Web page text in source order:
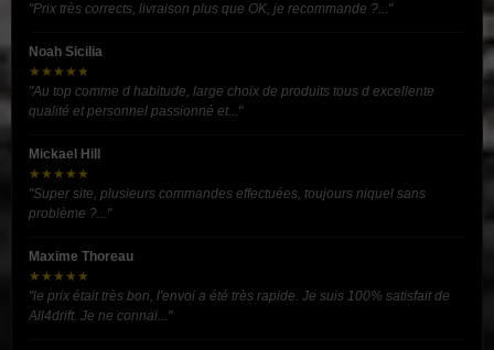
"Prix très corrects, livraison plus que OK, je recommande ?..."
Noah Sicilia
★★★★★
"Au top comme d habitude, large choix de produits tous d excellente
qualité et personnel passionné et..."
Mickael Hill
★★★★★
"Super site, plusieurs commandes effectuées, toujours niquel sans
problème ?..."
Maxime Thoreau
★★★★★
"le prix était très bon, l'envoi a été très rapide. Je suis 100% satisfait de
All4drift. Je ne connai..."